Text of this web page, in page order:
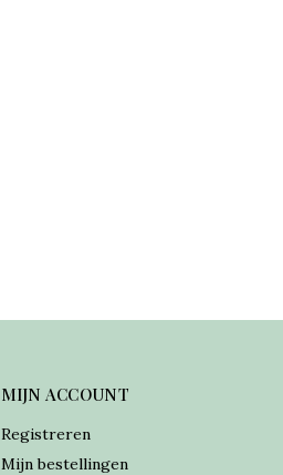
MIJN ACCOUNT
Registreren
Mijn bestellingen